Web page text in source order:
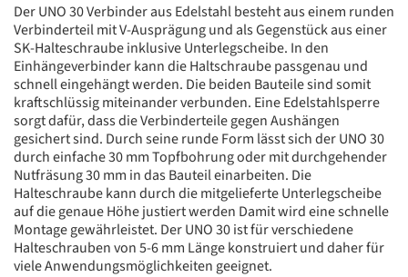
Der UNO 30 Verbinder aus Edelstahl besteht aus einem runden
Verbinderteil mit V-Ausprägung und als Gegenstück aus einer
SK-Halteschraube inklusive Unterlegscheibe. In den
Einhängeverbinder kann die Haltschraube passgenau und
schnell eingehängt werden. Die beiden Bauteile sind somit
kraftschlüssig miteinander verbunden. Eine Edelstahlsperre
sorgt dafür, dass die Verbinderteile gegen Aushängen
gesichert sind. Durch seine runde Form lässt sich der UNO 30
durch einfache 30 mm Topfbohrung oder mit durchgehender
Nutfräsung 30 mm in das Bauteil einarbeiten. Die
Halteschraube kann durch die mitgelieferte Unterlegscheibe
auf die genaue Höhe justiert werden Damit wird eine schnelle
Montage gewährleistet. Der UNO 30 ist für verschiedene
Halteschrauben von 5-6 mm Länge konstruiert und daher für
viele Anwendungsmöglichkeiten geeignet.